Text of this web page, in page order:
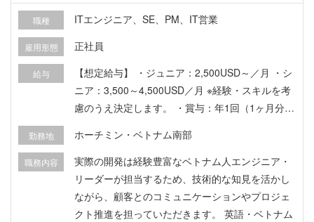
表面的な施策ではなく、「ビジネスプロセスをど
う変えれば利益が上がるか」という現状分析から
戦略立案、運用・定着までを一人で完遂できるプ
た。 確実な利益創出（ROIの最大化）を実現して
くれる、経験豊富なDXアーキテクトを募集しま
す。
職種 ITエンジニア、SE、PM、IT営業
雇用形態 正社員
給与
【想定給与】 ・ジュニア：2,500USD～／月 ・シ
ニア：3,500～4,500USD／月 ※経験・スキルを考
慮のうえ決定します。 ・賞与：年1回（1ヶ月分目
ド取得費用：会社負担 ・海外医療保険 ・日本から
の渡航支援金（30万円） ・賞与年1回 ・各種休暇
制度 【この仕事で得られること】 ・開発経験を活
かし、PM・開発マネージャーへキャリアアップで
きる ・日本とベトナムをつなぐグローバルなプロ
勤務地 ホーチミン・ベトナム南部
職務内容
実際の開発は経験豊富なベトナム人エンジニア・
リーダーが担当するため、技術的な知見を活かし
ながら、顧客とのコミュニケーションやプロジェ
クト推進を担っていただきます。 英語・ベトナム